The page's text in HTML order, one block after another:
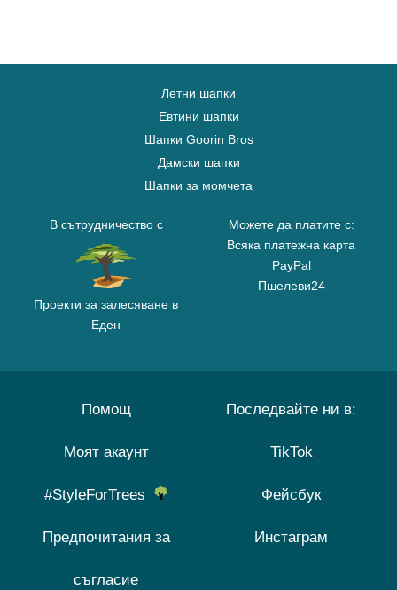
Летни шапки
Евтини шапки
Шапки Goorin Bros
Дамски шапки
Шапки за момчета
В сътрудничество с
Проекти за залесяване в
Еден
Можете да платите с:
Всяка платежна карта
PayPal
Пшелеви24
Помощ
Моят акаунт
#StyleForTrees
Предпочитания за
съгласие
Последвайте ни в:
TikTok
Фейсбук
Инстаграм